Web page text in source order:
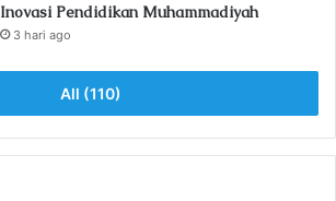
Inovasi Pendidikan Muhammadiyah
3 hari ago
All (110)